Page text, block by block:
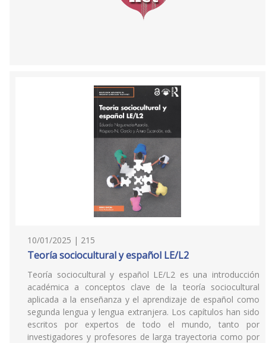
10/01/2025 | 215
Teoría sociocultural y español LE/L2
Teoría sociocultural y español LE/L2 es una introducción
académica a conceptos clave de la teoría sociocultural
aplicada a la enseñanza y el aprendizaje de español como
segunda lengua y lengua extranjera. Los capítulos han sido
escritos por expertos de todo el mundo, tanto por
investigadores y profesores de larga trayectoria como por